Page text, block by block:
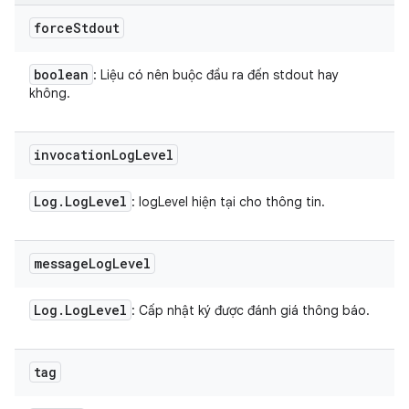
forceStdout
boolean : Liệu có nên buộc đầu ra đến stdout hay
không.
invocationLogLevel
Log . LogLevel : logLevel hiện tại cho thông tin.
messageLogLevel
Log . LogLevel : Cấp nhật ký được đánh giá thông báo.
tag